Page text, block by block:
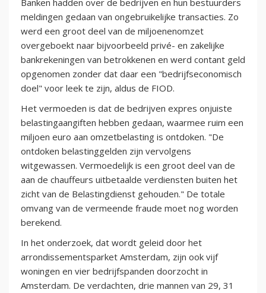
Banken hadden over de bedrijven en hun bestuurders
meldingen gedaan van ongebruikelijke transacties. Zo
werd een groot deel van de miljoenenomzet
overgeboekt naar bijvoorbeeld privé- en zakelijke
bankrekeningen van betrokkenen en werd contant geld
opgenomen zonder dat daar een "bedrijfseconomisch
doel" voor leek te zijn, aldus de FIOD.
Het vermoeden is dat de bedrijven expres onjuiste
belastingaangiften hebben gedaan, waarmee ruim een
miljoen euro aan omzetbelasting is ontdoken. "De
ontdoken belastinggelden zijn vervolgens
witgewassen. Vermoedelijk is een groot deel van de
aan de chauffeurs uitbetaalde verdiensten buiten het
zicht van de Belastingdienst gehouden." De totale
omvang van de vermeende fraude moet nog worden
berekend.
In het onderzoek, dat wordt geleid door het
arrondissementsparket Amsterdam, zijn ook vijf
woningen en vier bedrijfspanden doorzocht in
Amsterdam. De verdachten, drie mannen van 29, 31